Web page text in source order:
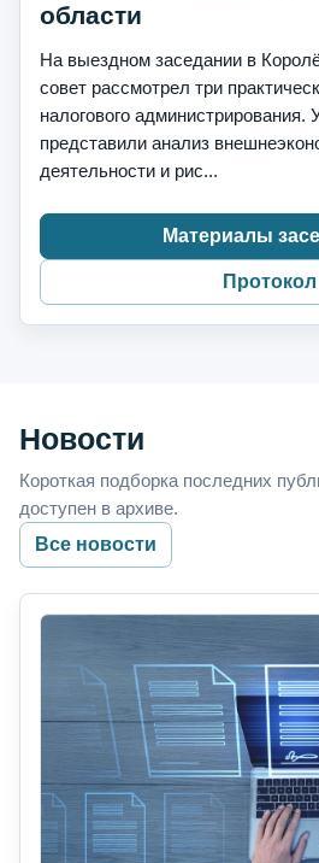
области
На выездном заседании в
совет рассмотрел три
налогового администрирования.
представили анализ
деятельности и рис...
Материалы
Протокол
Новости
Короткая подборка последних
доступен в архиве.
Все новости